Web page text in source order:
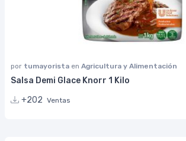
por tumayorista en Agricultura y Alimentación
Salsa Demi Glace Knorr 1 Kilo
+202 Ventas